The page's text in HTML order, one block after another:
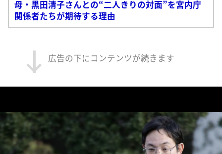
母・黒田清子さんとの“二人きりの対面”を宮内庁
関係者たちが期待する理由
広告の下にコンテンツが続きます